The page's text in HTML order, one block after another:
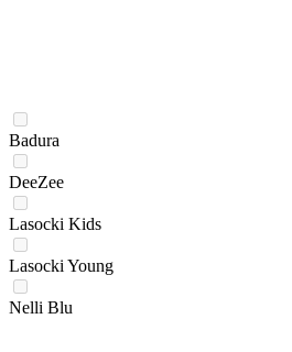
Badura
DeeZee
Lasocki Kids
Lasocki Young
Nelli Blu